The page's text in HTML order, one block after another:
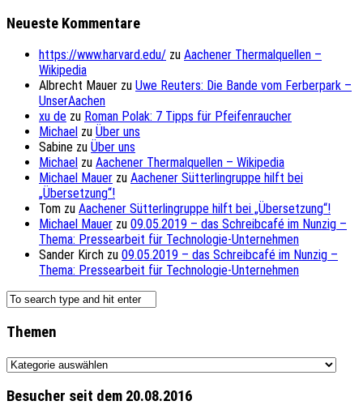
Neueste Kommentare
https://www.harvard.edu/ zu Aachener Thermalquellen –
Wikipedia
Albrecht Mauer zu Uwe Reuters: Die Bande vom Ferberpark –
UnserAachen
xu de zu Roman Polak: 7 Tipps für Pfeifenraucher
Michael zu Über uns
Sabine zu Über uns
Michael zu Aachener Thermalquellen – Wikipedia
Michael Mauer zu Aachener Sütterlingruppe hilft bei
„Übersetzung“!
Tom zu Aachener Sütterlingruppe hilft bei „Übersetzung“!
Michael Mauer zu 09.05.2019 – das Schreibcafé im Nunzig –
Thema: Pressearbeit für Technologie-Unternehmen
Sander Kirch zu 09.05.2019 – das Schreibcafé im Nunzig –
Thema: Pressearbeit für Technologie-Unternehmen
Themen
Themen
Besucher seit dem 20.08.2016